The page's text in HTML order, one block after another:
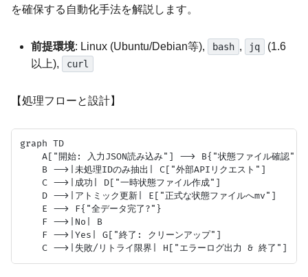
を確保する自動化手法を解説します。
前提環境: Linux (Ubuntu/Debian等), bash , jq
(1.6
以上),
curl
【処理フローと設計】
graph TD
    A["開始: 入力JSON読み込み"] --> B{"状態ファイル確認"}
    B -->|未処理IDのみ抽出| C["外部APIリクエスト"]
    C -->|成功| D["一時状態ファイル作成"]
    D -->|アトミック更新| E["正式な状態ファイルへmv"]
    E --> F{"全データ完了?"}
    F -->|No| B
    F -->|Yes| G["終了: クリーンアップ"]